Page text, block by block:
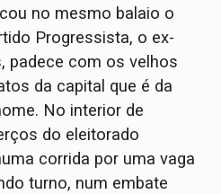
no mesmo balaio o
Progressista, o ex-
padece com os velhos
da capital que é da
No interior de
do eleitorado
corrida por uma vaga
turno, num embate